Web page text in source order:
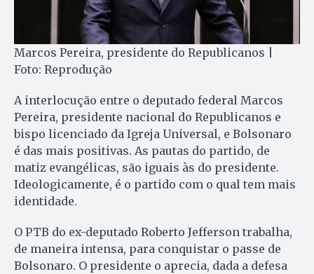
Marcos Pereira, presidente do Republicanos |
Foto: Reprodução
A interlocução entre o deputado federal Marcos
Pereira, presidente nacional do Republicanos e
bispo licenciado da Igreja Universal, e Bolsonaro
é das mais positivas. As pautas do partido, de
matiz evangélicas, são iguais às do presidente.
Ideologicamente, é o partido com o qual tem mais
identidade.
O PTB do ex-deputado Roberto Jefferson trabalha,
de maneira intensa, para conquistar o passe de
Bolsonaro. O presidente o aprecia, dada a defesa